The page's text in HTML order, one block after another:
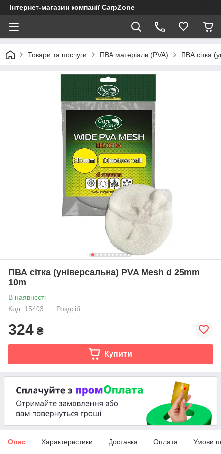
Інтернет-магазин компанії CarpZone
Товари та послуги ПВА матеріали (PVA) ПВА сітка
ПВА сітка (універсальна) PVA Mesh d 25mm
10m
В наявності
Код: 15403
Роздріб
324 ₴
Купити
Опис Характеристики Доставка Оплата Умови